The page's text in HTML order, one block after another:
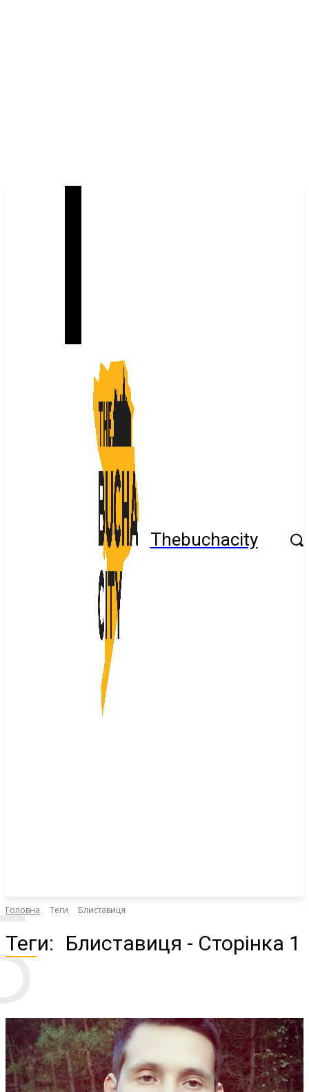
Thebuchacity
Головна Теги Блиставиця
Теги: Блиставиця - Сторінка 1